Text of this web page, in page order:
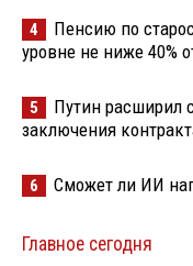
4
Пенсию по
уровне не ниже 40%
5
Путин расширил
заключения
6 Сможет ли ИИ
Главное сегодня